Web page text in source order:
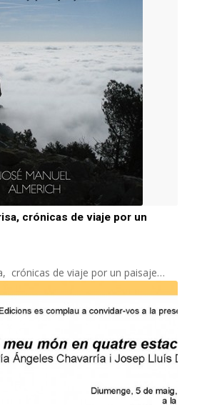
crónicas de viaje por un
crónicas de viaje por un paisaje…